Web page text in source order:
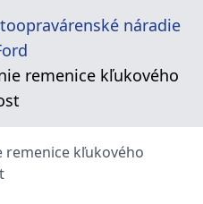
náradie
remenice kľukového